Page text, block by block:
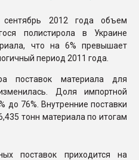
2012 года объем
полистирола в Украине
что на 6% превышает
период 2011 года.
поставок материала для
Доля импортной
до 76%. Внутренние поставки
тонн материала по итогам
поставок приходится на